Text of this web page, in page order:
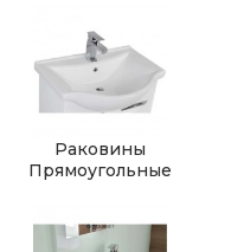
Раковины
Прямоугольные